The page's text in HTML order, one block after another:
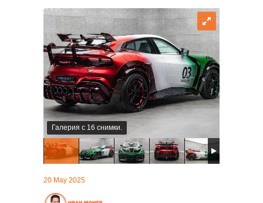
Галерия с 16 снимки.
20 May 2025